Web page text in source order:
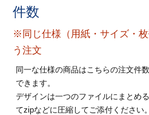
イズ
ー印刷
ード印刷
刷
印刷
印刷
形マル型
印刷
21
22
28
29 30
・・休業日
件数
※同じ仕様（用紙・サイズ・
う注文
同一な仕様の商品はこちらの注文件
できます。
デザインは一つのファイルにまとめ
てzipなどに圧縮してご添付ください。